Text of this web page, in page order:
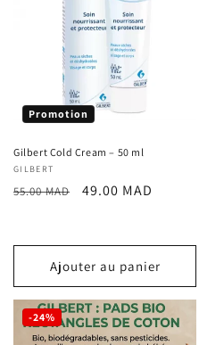
Promotion
Gilbert Cold Cream – 50 ml
Fournisseur :
GILBERT
Prix
55.00 MAD
Prix
49.00 MAD
Ajouter au panier
-24%